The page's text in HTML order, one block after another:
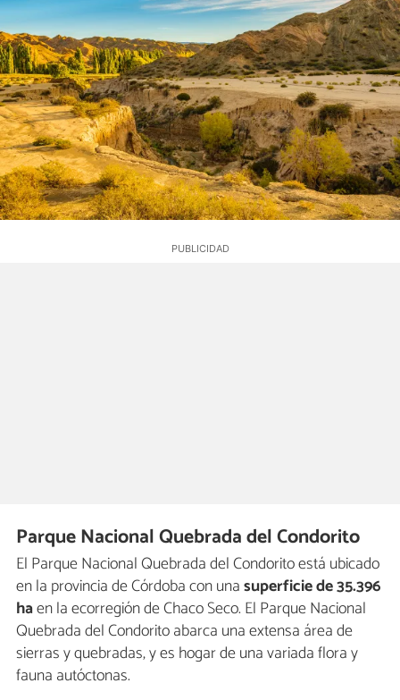
Parque Nacional Quebrada del Condorito
El Parque Nacional Quebrada del Condorito está ubicado
en la provincia de Córdoba con unasuperficie de 35.396
haen la ecorregión de Chaco Seco. El Parque Nacional
Quebrada del Condorito abarca una extensa área de
sierras y quebradas, y es hogar de una variada flora y
fauna autóctonas.